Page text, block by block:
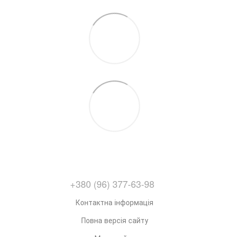
+380 (96) 377-63-98
Контактна інформація
Повна версія сайту